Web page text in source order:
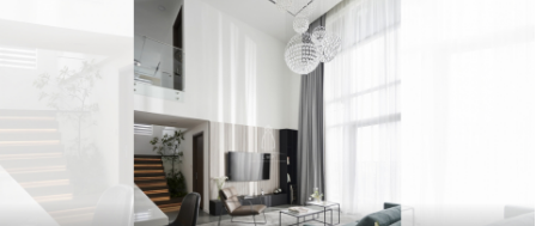
CĂN HỘ ĐẢO KIM CƯƠNG